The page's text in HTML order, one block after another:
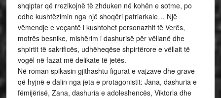
shqiptar që rrezikojnë të zhduken në kohën e sotme, po
edhe kushtëzimin nga një shoqëri patriarkale… Një
vëmendje e veçantë i kushtohet personazhit të Verës,
motrës besnike, mishërim i dashurisë për vëllanë dhe
shpirtit të sakrificës, udhëheqëse shpirtërore e vëllait të
vogël në fazat më delikate të jetës.
Në roman spikasin gjithashtu figurat e vajzave dhe grave
që hyjnë e dalin nga jeta e protagonistit: Jana, dashuria e
fëmijërisë, Zana, dashuria e adoleshencës, Viktoria dhe